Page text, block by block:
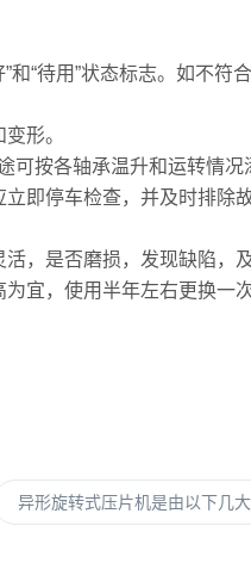
“待用”状态标志。如不符合
形。
按各轴承温升和运转情况
即停车检查，并及时排除故
，是否磨损，发现缺陷，及
，使用半年左右更换一
异形旋转式压片机是由以下几